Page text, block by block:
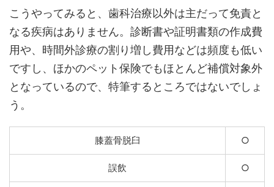
こうやってみると、歯科治療以外は主だって免責と
なる疾病はありません。診断書や証明書類の作成費
用や、時間外診療の割り増し費用などは頻度も低い
ですし、ほかのペット保険でもほとんど補償対象外
となっているので、特筆するところではないでしょ
う。
膝蓋骨脱臼 ○
誤飲 ○